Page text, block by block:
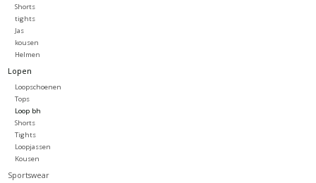
Shorts
tights
Jas
kousen
Helmen
Lopen
Loopschoenen
Tops
Loop bh
Shorts
Tights
Loopjassen
Kousen
Sportswear